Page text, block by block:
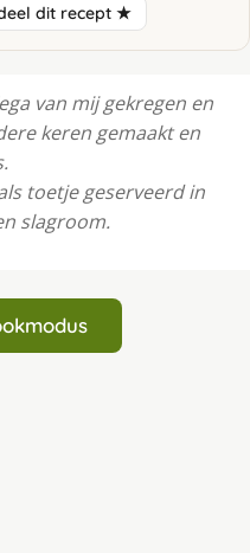
dit recept ★
van mij gekregen en
keren gemaakt en
toetje geserveerd in
slagroom.